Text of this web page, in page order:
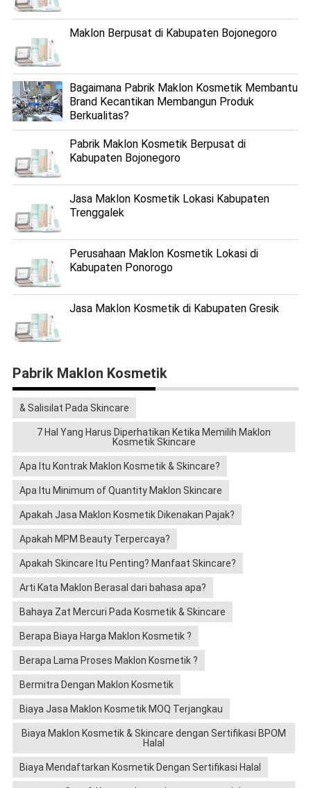
Maklon Berpusat di Kabupaten Bojonegoro
Bagaimana Pabrik Maklon Kosmetik Membantu
Brand Kecantikan Membangun Produk
Berkualitas?
Pabrik Maklon Kosmetik Berpusat di
Kabupaten Bojonegoro
Jasa Maklon Kosmetik Lokasi Kabupaten
Trenggalek
Perusahaan Maklon Kosmetik Lokasi di
Kabupaten Ponorogo
Jasa Maklon Kosmetik di Kabupaten Gresik
Pabrik Maklon Kosmetik
& Salisilat Pada Skincare
7 Hal Yang Harus Diperhatikan Ketika Memilih Maklon
Kosmetik Skincare
Apa Itu Kontrak Maklon Kosmetik & Skincare?
Apa Itu Minimum of Quantity Maklon Skincare
Apakah Jasa Maklon Kosmetik Dikenakan Pajak?
Apakah MPM Beauty Terpercaya?
Apakah Skincare Itu Penting? Manfaat Skincare?
Arti Kata Maklon Berasal dari bahasa apa?
Bahaya Zat Mercuri Pada Kosmetik & Skincare
Berapa Biaya Harga Maklon Kosmetik ?
Berapa Lama Proses Maklon Kosmetik ?
Bermitra Dengan Maklon Kosmetik
Biaya Jasa Maklon Kosmetik MOQ Terjangkau
Biaya Maklon Kosmetik & Skincare dengan Sertifikasi BPOM
Halal
Biaya Mendaftarkan Kosmetik Dengan Sertifikasi Halal